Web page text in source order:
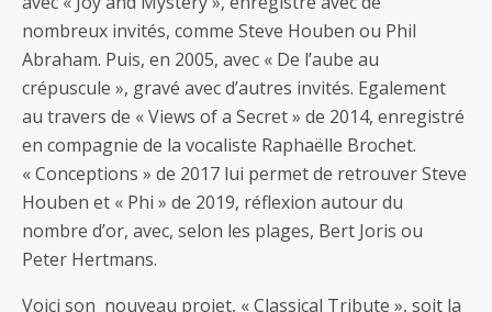
nombreux invités, comme Steve Houben ou Phil
Abraham. Puis, en 2005, avec « De l’aube au
crépuscule », gravé avec d’autres invités. Egalement
au travers de « Views of a Secret » de 2014, enregistré
en compagnie de la vocaliste Raphaëlle Brochet.
« Conceptions » de 2017 lui permet de retrouver Steve
Houben et « Phi » de 2019, réflexion autour du
nombre d’or, avec, selon les plages, Bert Joris ou
Peter Hertmans.
Voici son nouveau projet, « Classical Tribute », soit la